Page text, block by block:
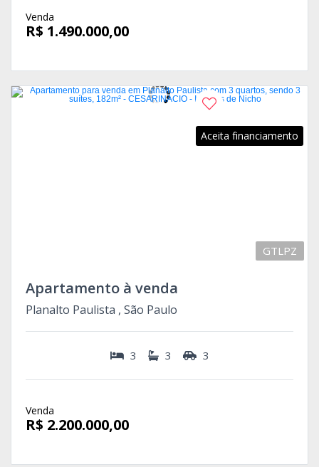
Venda
R$ 1.490.000,00
Aceita financiamento
GTLPZ
Apartamento à venda
Planalto Paulista , São Paulo
3 3 3
Venda
R$ 2.200.000,00